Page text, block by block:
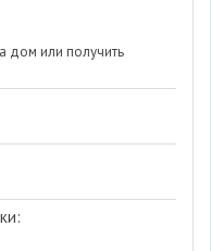
дом или получить